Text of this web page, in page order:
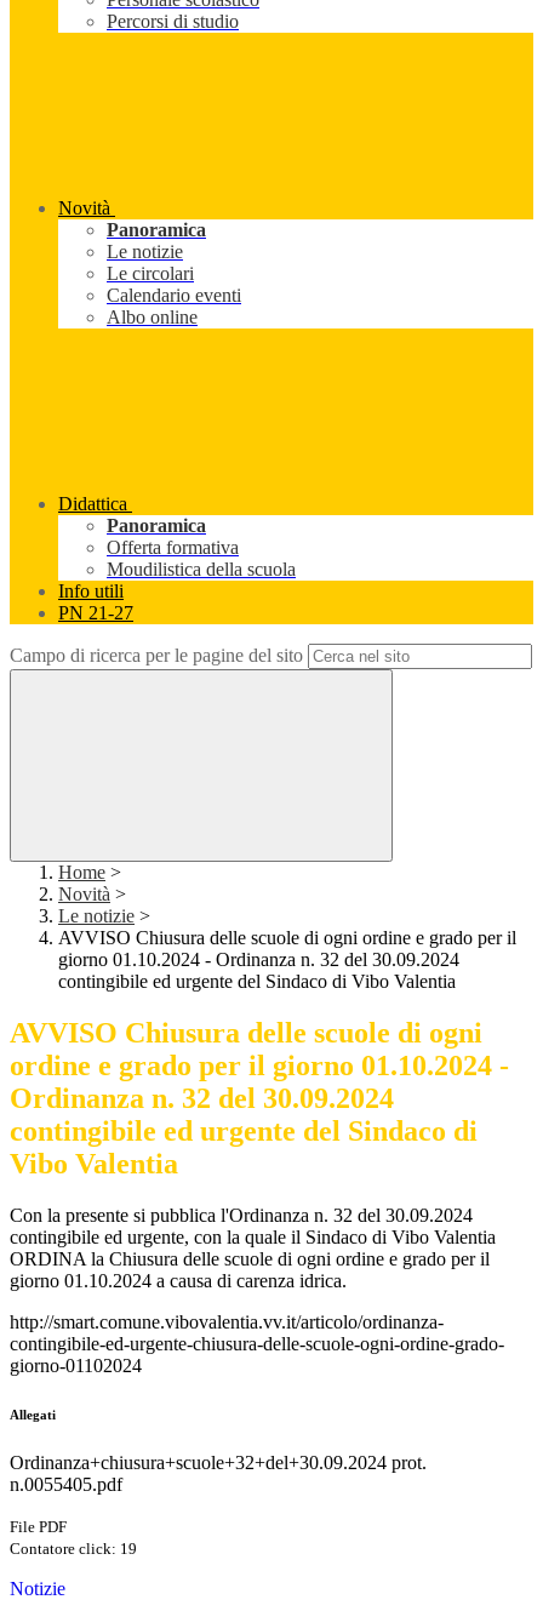
Percorsi di studio
Novità
Panoramica
Le notizie
Le circolari
Calendario eventi
Albo online
Didattica
Panoramica
Offerta formativa
Moudilistica della scuola
Info utili
PN 21-27
Campo di ricerca per le pagine del sito
Home >
Novità >
Le notizie >
AVVISO Chiusura delle scuole di ogni ordine e grado per il
giorno 01.10.2024 - Ordinanza n. 32 del 30.09.2024
contingibile ed urgente del Sindaco di Vibo Valentia
AVVISO Chiusura delle scuole di ogni
ordine e grado per il giorno 01.10.2024 -
Ordinanza n. 32 del 30.09.2024
contingibile ed urgente del Sindaco di
Vibo Valentia
Con la presente si pubblica l'Ordinanza n. 32 del 30.09.2024
contingibile ed urgente, con la quale il Sindaco di Vibo Valentia
ORDINA la Chiusura delle scuole di ogni ordine e grado per il
giorno 01.10.2024 a causa di carenza idrica.
http://smart.comune.vibovalentia.vv.it/articolo/ordinanza-
contingibile-ed-urgente-chiusura-delle-scuole-ogni-ordine-grado-
giorno-01102024
Allegati
Ordinanza+chiusura+scuole+32+del+30.09.2024 prot.
n.0055405.pdf
File PDF
Contatore click: 19
Notizie